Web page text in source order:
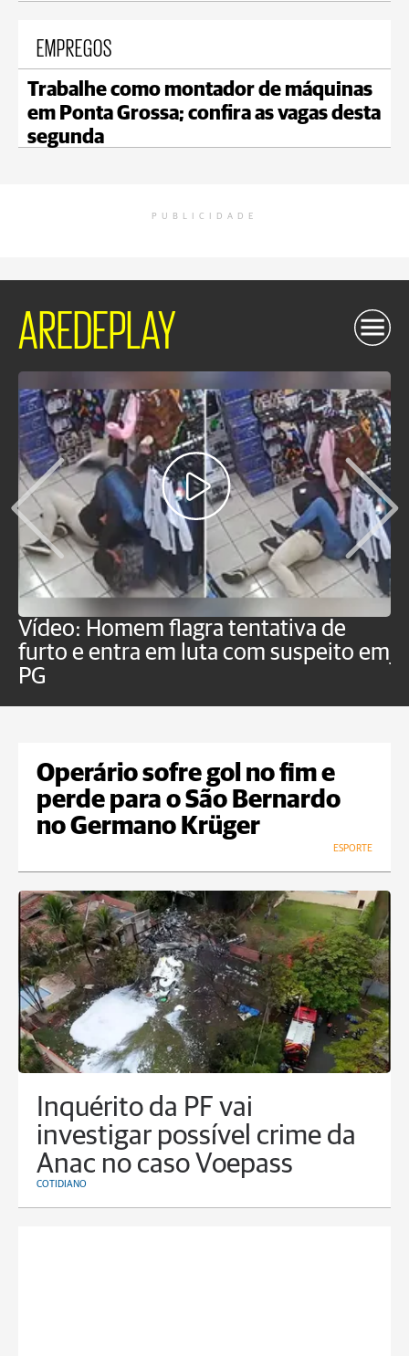
EMPREGOS
Trabalhe como montador de máquinas
em Ponta Grossa; confira as vagas desta
segunda
PUBLICIDADE
AREDEPLAY
Vídeo: Homem flagra tentativa de
furto e entra em luta com suspeito em
PG
Operário sofre gol no fim e
perde para o São Bernardo
no Germano Krüger
ESPORTE
Inquérito da PF vai
investigar possível crime da
Anac no caso Voepass
COTIDIANO